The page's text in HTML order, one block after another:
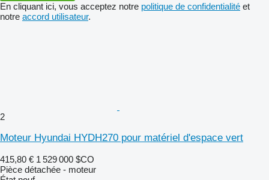
En cliquant ici, vous acceptez notre politique de confidentialité et
notre accord utilisateur.
2
Moteur Hyundai HYDH270 pour matériel d'espace vert
415,80 € 1 529 000 $CO
Pièce détachée - moteur